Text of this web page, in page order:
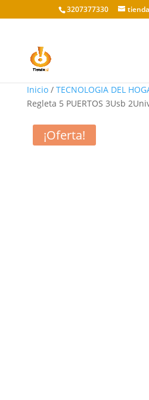
3207377330
Inicio/ TECNOLOGIA DEL
Regleta 5 PUERTOS 3Usb
¡Oferta!